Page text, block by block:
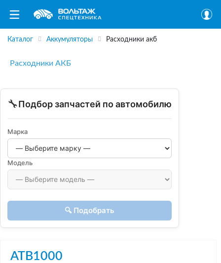
Каталог Аккумуляторы Расходники акб
Расходники АКБ
🔧Подбор запчастей по автомобилю
Марка
Модель
🔍 Подобрать
ATB1000